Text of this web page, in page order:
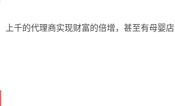
千的代理商实现财富的倍增，甚至有母婴店